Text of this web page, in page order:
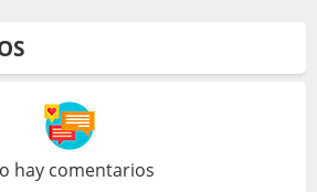
hay comentarios